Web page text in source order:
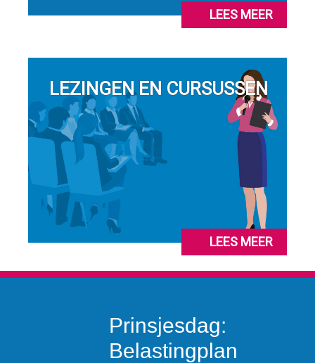
LEES MEER
LEZINGEN EN CURSUSSEN
LEES MEER
Prinsjesdag:
Belastingplan